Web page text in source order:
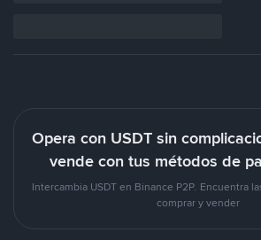
Opera con USDT sin
vende con tus métodos de
Intercambia USDT en Binance P2P. Encuentra
comprar y vender